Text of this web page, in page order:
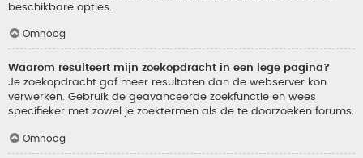
beschikbare opties.
Omhoog
Waarom resulteert mijn zoekopdracht in een lege pagina?
Je zoekopdracht gaf meer resultaten dan de webserver kon
verwerken. Gebruik de geavanceerde zoekfunctie en wees
specifieker met zowel je zoektermen als de te doorzoeken forums.
Omhoog